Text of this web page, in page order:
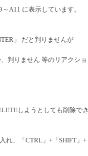
A11 に表示しています。
」 だと判りませんが
判りません 等のリアクシ
しようとしても削除で
れ、「CTRL」+「SHIFT」+